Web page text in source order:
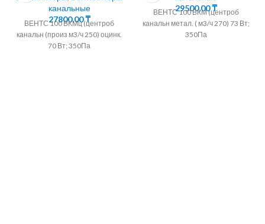
канальные
27800,00₸
ВЕНТС 100 ВКМц (центроб
канальн (произ м3/ч 250) оцинк.
70 Вт; 350Па
29500,00₸
ВЕНТС 100 ВКМ (центроб
канальн метал. ( м3/ч 270) 73 Вт;
350Па